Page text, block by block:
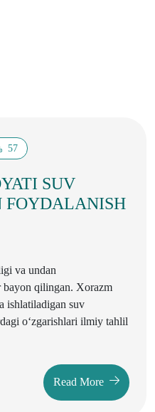
57
SUV
FOYDALANISH
va undan
qilingan. Xorazm
ishlatiladigan suv
o‘zgarishlari ilmiy tahlil
Read More